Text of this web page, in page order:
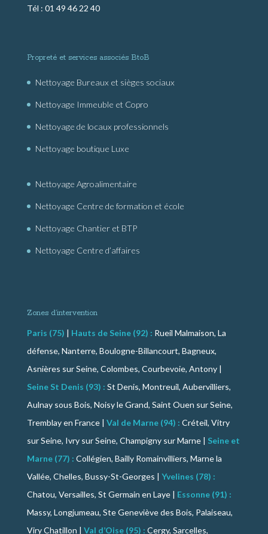
Tél : 01 49 46 22 40
Propreté et services associés BtoB
Nettoyage Bureaux et sièges sociaux
Nettoyage Immeuble et Copro
Nettoyage de locaux professionnels
Nettoyage boutique Luxe
Nettoyage Agroalimentaire
Nettoyage Centre de formation et école
Nettoyage Chantier et BTP
Nettoyage Centre d’affaires
Zones d’intervention
Paris (75) | Hauts de Seine (92) : Rueil Malmaison, La
défense, Nanterre, Boulogne-Billancourt, Bagneux,
Asnières sur Seine, Colombes, Courbevoie, Antony |
Seine St Denis (93) : St Denis, Montreuil, Aubervilliers,
Aulnay sous Bois, Noisy le Grand, Saint Ouen sur Seine,
Tremblay en France | Val de Marne (94) : Créteil, Vitry
sur Seine, Ivry sur Seine, Champigny sur Marne | Seine et
Marne (77) : Collégien, Bailly Romainvilliers, Marne la
Vallée, Chelles, Bussy-St-Georges | Yvelines (78) :
Chatou, Versailles, St Germain en Laye | Essonne (91) :
Massy, Longjumeau, Ste Geneviève des Bois, Palaiseau,
Viry Chatillon | Val d’Oise (95) : Cergy, Sarcelles,